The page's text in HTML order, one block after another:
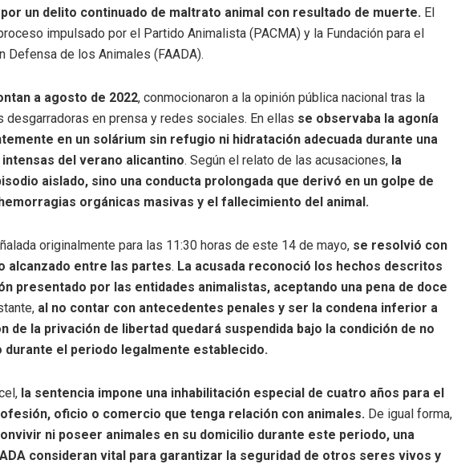
un delito continuado de maltrato animal con resultado de muerte. El
impulsado por el Partido Animalista (PACMA) y la Fundación para el
Defensa de los Animales (FAADA).
a agosto de 2022, conmocionaron a la opinión pública nacional tras la
desgarradoras en prensa y redes sociales. En ellas se observaba la agonía
en un solárium sin refugio ni hidratación adecuada durante una
del verano alicantino. Según el relato de las acusaciones, la
aislado, sino una conducta prolongada que derivó en un golpe de
orgánicas masivas y el fallecimiento del animal.
originalmente para las 11:30 horas de este 14 de mayo, se resolvió con
alcanzado entre las partes. La acusada reconoció los hechos descritos
presentado por las entidades animalistas, aceptando una pena de doce
al no contar con antecedentes penales y ser la condena inferior a
de la privación de libertad quedará suspendida bajo la condición de no
durante el periodo legalmente establecido.
la sentencia impone una inhabilitación especial de cuatro años para el
oficio o comercio que tenga relación con animales. De igual forma,
ni poseer animales en su domicilio durante este periodo, una
consideran vital para garantizar la seguridad de otros seres vivos y